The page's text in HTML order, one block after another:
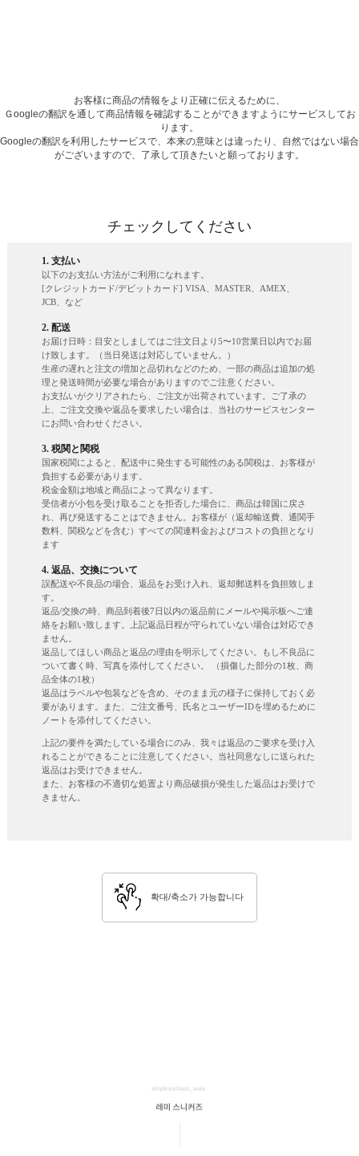
お客様に商品の情報をより正確に伝えるために、
Ｇoogleの翻訳を通して商品情報を確認することができますようにサービスしてお
ります。
Googleの翻訳を利用したサービスで、本来の意味とは違ったり、自然ではない場合
がございますので、了承して頂きたいと願っております。
チェックしてください
1. 支払い
以下のお支払い方法がご利用になれます。
[クレジットカード/デビットカード] VISA、MASTER、AMEX、
JCB、など
2. 配送
お届け日時：目安としましてはご注文日より5〜10営業日以内でお届
け致します。（当日発送は対応していません。）
生産の遅れと注文の増加と品切れなどのため、一部の商品は追加の処
理と発送時間が必要な場合がありますのでご注意ください。
お支払いがクリアされたら、ご注文が出荷されています。ご了承の
上、ご注文交換や返品を要求したい場合は、当社のサービスセンター
にお問い合わせください。
3. 税関と関税
国家税関によると、配送中に発生する可能性のある関税は、お客様が
負担する必要があります。
税金金額は地域と商品によって異なります。
受信者が小包を受け取ることを拒否した場合に、商品は韓国に戻さ
れ、再び発送することはできません。お客様が（返却輸送費、通関手
数料、関税などを含む）すべての関連料金およびコストの負担となり
ます
4. 返品、交換について
誤配送や不良品の場合、返品をお受け入れ、返却郵送料を負担致しま
す。
返品/交換の時、商品到着後7日以内の返品前にメールや掲示板へご連
絡をお願い致します。上記返品日程が守られていない場合は対応でき
ません。
返品してほしい商品と返品の理由を明示してください。もし不良品に
ついて書く時、写真を添付してください。 （損傷した部分の1枚、商
品全体の1枚）
返品はラベルや包装などを含め、そのまま元の様子に保持しておく必
要があります。また、ご注文番号、氏名とユーザーIDを埋めるために
ノートを添付してください。
上記の要件を満たしている場合にのみ、我々は返品のご要求を受け入
れることができることに注意してください。当社同意なしに送られた
返品はお受けできません。
また、お客様の不適切な処置より商品破損が発生した返品はお受けで
きません。
확대/축소가 가능합니다